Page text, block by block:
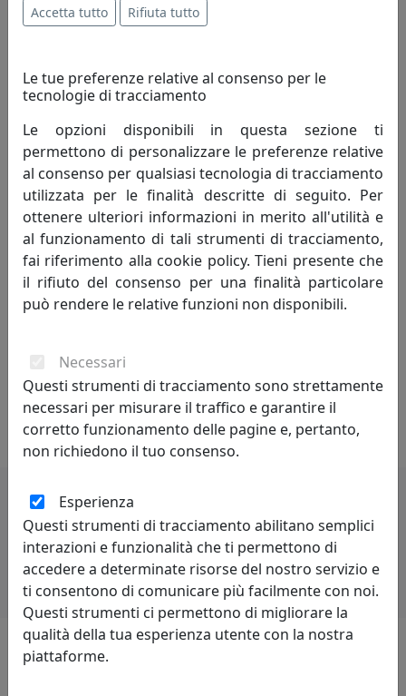
livello di conoscenza attuale, perfeziona un processo
migliorando quindi il tenore di vita dell'uomo.
umano; porta con sé valori e risultati positivi, mai
negativi.
Creatività - è un termine che indica l'arte o la capacità di
creare e inventare."Creatività è unire elementi esistenti
con connessioni nuove, che siano utili" - Henri Poincaré.
La creatività si fonda sulla profonda conoscenza delle
regole da superare, non può svilupparsi in assenza di
competenze preliminari. Caratteristiche della
personalità creativa sono curiosità, indipendenza,
spirito critico, autodisciplina.
di un sistema economico oppure di una singola
impresa od industria. Può anche essere definita come
capacità di stare al passo con la concorrenza. Lo spirito
di rivalità è proprio di chi è competitivo.
Potrebbero interessarti
Accetta tutto Rifiuta tutto
Le tue preferenze relative al consenso per le
tecnologie di tracciamento
Le opzioni disponibili in questa sezione ti
permettono di personalizzare le preferenze relative
al consenso per qualsiasi tecnologia di tracciamento
utilizzata per le finalità descritte di seguito. Per
ottenere ulteriori informazioni in merito all'utilità e
al funzionamento di tali strumenti di tracciamento,
fai riferimento alla cookie policy. Tieni presente che
il rifiuto del consenso per una finalità particolare
può rendere le relative funzioni non disponibili.
Necessari
Questi strumenti di tracciamento sono strettamente
necessari per misurare il traffico e garantire il
corretto funzionamento delle pagine e, pertanto,
non richiedono il tuo consenso.
Esperienza
Questi strumenti di tracciamento abilitano semplici
interazioni e funzionalità che ti permettono di
accedere a determinate risorse del nostro servizio e
ti consentono di comunicare più facilmente con noi.
Questi strumenti ci permettono di migliorare la
qualità della tua esperienza utente con la nostra
piattaforme.